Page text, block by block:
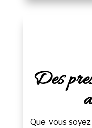
Des
Que vous